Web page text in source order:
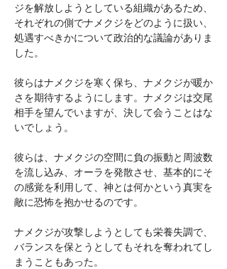
ジを解放しようとしている組織があるため、
それぞれの側でナメクジをどのように扱い、
処遇すべきかについて政治的な議論がありま
した。
彼らはナメクジを寒く保ち、ナメクジが暖か
さを期待するようにします。ナメクジは交尾
相手を望んでいますが、決して会うことはな
いでしょう。
彼らは、ナメクジの空間に負の振動と周波数
を流し込み、オーラを発散させ、基本的にそ
の感覚を利用して、神とは何かという真実を
敵に恐怖を抱かせるのです。
ナメクジが攻撃しようとしても栄養失調で、
バランスを保とうとしてもそれを奪われてし
まうこともあった。